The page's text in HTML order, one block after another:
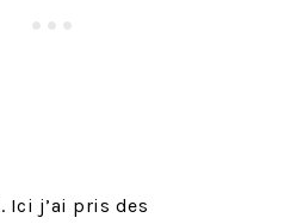
. Ici j’ai pris des